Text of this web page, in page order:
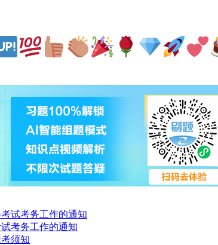
试考务工作的通知
考务工作的通知
须知